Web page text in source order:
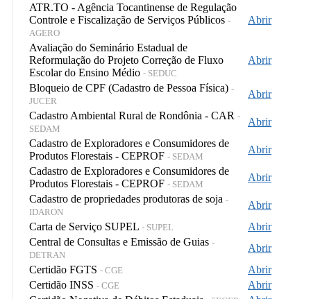
ATR.TO - Agência Tocantinense de Regulação
Controle e Fiscalização de Serviços Públicos -
AGERO
Abrir
Avaliação do Seminário Estadual de
Reformulação do Projeto Correção de Fluxo
Escolar do Ensino Médio - SEDUC
Abrir
Bloqueio de CPF (Cadastro de Pessoa Física) -
JUCER
Abrir
Cadastro Ambiental Rural de Rondônia - CAR -
SEDAM
Abrir
Cadastro de Exploradores e Consumidores de
Produtos Florestais - CEPROF - SEDAM
Abrir
Cadastro de Exploradores e Consumidores de
Produtos Florestais - CEPROF - SEDAM
Abrir
Cadastro de propriedades produtoras de soja -
IDARON
Abrir
Carta de Serviço SUPEL - SUPEL
Abrir
Central de Consultas e Emissão de Guias -
DETRAN
Abrir
Certidão FGTS - CGE
Abrir
Certidão INSS - CGE
Abrir